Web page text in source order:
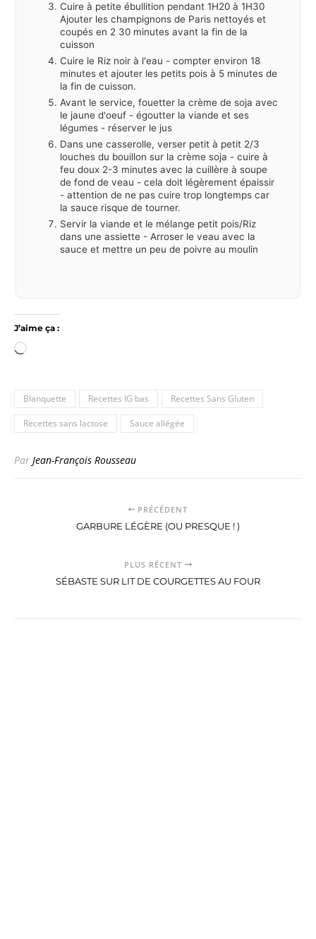
Cuire à petite ébullition pendant 1H20 à 1H30
Ajouter les champignons de Paris nettoyés et
coupés en 2 30 minutes avant la fin de la
cuisson
Cuire le Riz noir à l'eau - compter environ 18
minutes et ajouter les petits pois à 5 minutes de
la fin de cuisson.
Avant le service, fouetter la crème de soja avec
le jaune d'oeuf - égoutter la viande et ses
légumes - réserver le jus
Dans une casserolle, verser petit à petit 2/3
louches du bouillon sur la crème soja - cuire à
feu doux 2-3 minutes avec la cuillère à soupe
de fond de veau - cela doit légèrement épaissir
- attention de ne pas cuire trop longtemps car
la sauce risque de tourner.
Servir la viande et le mélange petit pois/Riz
dans une assiette - Arroser le veau avec la
sauce et mettre un peu de poivre au moulin
J’aime ça :
Chargement…
Blanquette Recettes IG bas Recettes Sans Gluten
Recettes sans lactose Sauce allégée
Par Jean-François Rousseau
PRÉCÉDENT
GARBURE LÉGÈRE (OU PRESQUE ! )
PLUS RÉCENT
SÉBASTE SUR LIT DE COURGETTES AU FOUR